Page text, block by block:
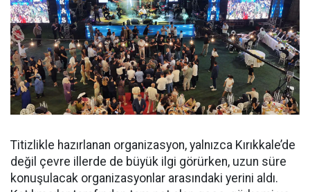
Titizlikle hazırlanan organizasyon, yalnızca Kırıkkale’de
değil çevre illerde de büyük ilgi görürken, uzun süre
konuşulacak organizasyonlar arasındaki yerini aldı.